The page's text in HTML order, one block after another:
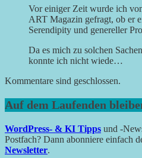
Vor einiger Zeit wurde ich
ART Magazin gefragt, ob er
Serendipity und genereller
Da es mich zu solchen
konnte ich nicht wiede…
Kommentare sind geschlossen.
Auf dem Laufenden
WordPress- & KI Tipps und -
Postfach? Dann abonniere einfach
Newsletter.